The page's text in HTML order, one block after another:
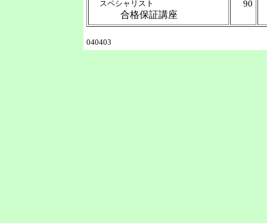
スペシャリスト
合格保証講座
90
040403